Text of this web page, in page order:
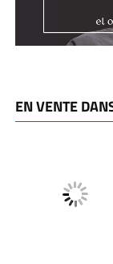
EN VENTE